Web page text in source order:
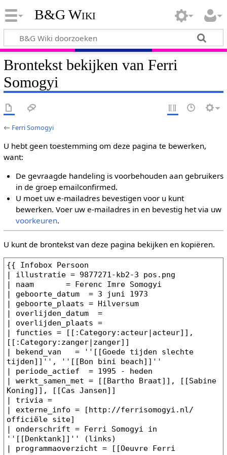
B&G Wiki
Brontekst bekijken van Ferri
Somogyi
← Ferri Somogyi
U hebt geen toestemming om deze pagina te bewerken,
want:
De gevraagde handeling is voorbehouden aan gebruikers
in de groep emailconfirmed.
U moet uw e-mailadres bevestigen voor u kunt
bewerken. Voer uw e-mailadres in en bevestig het via uw
voorkeuren.
U kunt de brontekst van deze pagina bekijken en kopiëren.